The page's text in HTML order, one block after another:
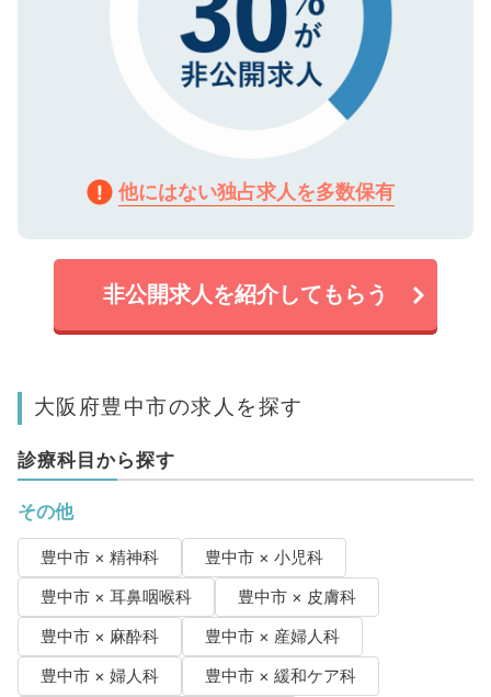
他にはない独占求人を多数保有
非公開求人を紹介してもらう
大阪府豊中市の求人を探す
診療科目から探す
その他
豊中市 × 精神科
豊中市 × 小児科
豊中市 × 耳鼻咽喉科
豊中市 × 皮膚科
豊中市 × 麻酔科
豊中市 × 産婦人科
豊中市 × 婦人科
豊中市 × 緩和ケア科